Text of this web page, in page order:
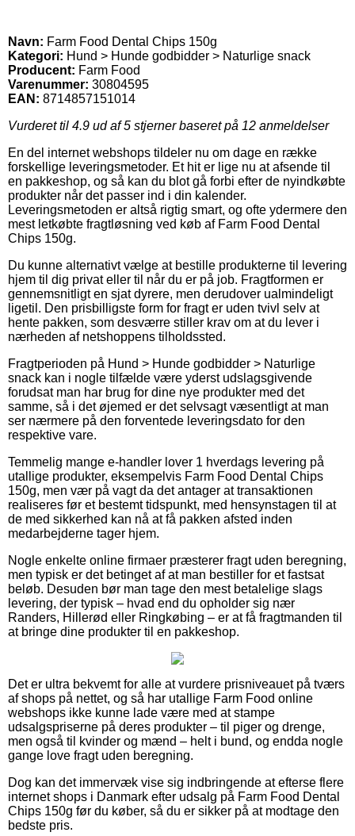
Navn: Farm Food Dental Chips 150g
Kategori: Hund > Hunde godbidder > Naturlige snack
Producent: Farm Food
Varenummer: 30804595
EAN: 8714857151014
Vurderet til 4.9 ud af 5 stjerner baseret på 12 anmeldelser
En del internet webshops tildeler nu om dage en række
forskellige leveringsmetoder. Et hit er lige nu at afsende til
en pakkeshop, og så kan du blot gå forbi efter de nyindkøbte
produkter når det passer ind i din kalender.
Leveringsmetoden er altså rigtig smart, og ofte ydermere den
mest letkøbte fragtløsning ved køb af Farm Food Dental
Chips 150g.
Du kunne alternativt vælge at bestille produkterne til levering
hjem til dig privat eller til når du er på job. Fragtformen er
gennemsnitligt en sjat dyrere, men derudover ualmindeligt
ligetil. Den prisbilligste form for fragt er uden tvivl selv at
hente pakken, som desværre stiller krav om at du lever i
nærheden af netshoppens tilholdssted.
Fragtperioden på Hund > Hunde godbidder > Naturlige
snack kan i nogle tilfælde være yderst udslagsgivende
forudsat man har brug for dine nye produkter med det
samme, så i det øjemed er det selvsagt væsentligt at man
ser nærmere på den forventede leveringsdato for den
respektive vare.
Temmelig mange e-handler lover 1 hverdags levering på
utallige produkter, eksempelvis Farm Food Dental Chips
150g, men vær på vagt da det antager at transaktionen
realiseres før et bestemt tidspunkt, med hensynstagen til at
de med sikkerhed kan nå at få pakken afsted inden
medarbejderne tager hjem.
Nogle enkelte online firmaer præsterer fragt uden beregning,
men typisk er det betinget af at man bestiller for et fastsat
beløb. Desuden bør man tage den mest betalelige slags
levering, der typisk – hvad end du opholder sig nær
Randers, Hillerød eller Ringkøbing – er at få fragtmanden til
at bringe dine produkter til en pakkeshop.
Det er ultra bekvemt for alle at vurdere prisniveauet på tværs
af shops på nettet, og så har utallige Farm Food online
webshops ikke kunne lade være med at stampe
udsalgspriserne på deres produkter – til piger og drenge,
men også til kvinder og mænd – helt i bund, og endda nogle
gange love fragt uden beregning.
Dog kan det immervæk vise sig indbringende at efterse flere
internet shops i Danmark efter udsalg på Farm Food Dental
Chips 150g før du køber, så du er sikker på at modtage den
bedste pris.